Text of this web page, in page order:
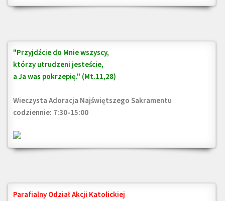
"Przyjdźcie do Mnie wszyscy,
którzy utrudzeni jesteście,
a Ja was pokrzepię." (Mt.11,28)
Wieczysta Adoracja Najświętszego Sakramentu
codziennie: 7:30-15:00
Parafialny Odział Akcji Katolickiej